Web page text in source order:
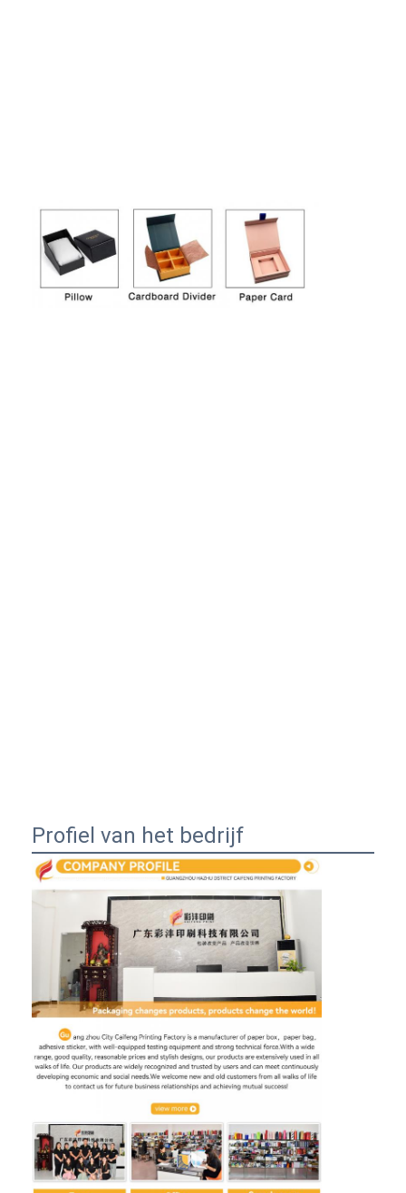
Profiel van het bedrijf